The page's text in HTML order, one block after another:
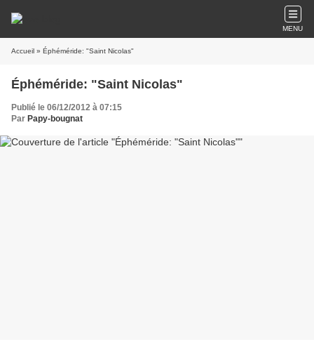
MENU
Accueil » Éphéméride: "Saint Nicolas"
Éphéméride: "Saint Nicolas"
Publié le 06/12/2012 à 07:15
Par Papy-bougnat